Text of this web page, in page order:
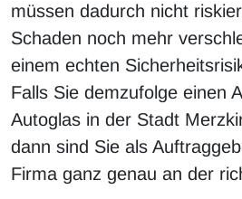
müssen dadurch nicht
Schaden noch mehr
einem echten
Falls Sie demzufolge einen
Autoglas in der Stadt
dann sind Sie als
Firma ganz genau an der